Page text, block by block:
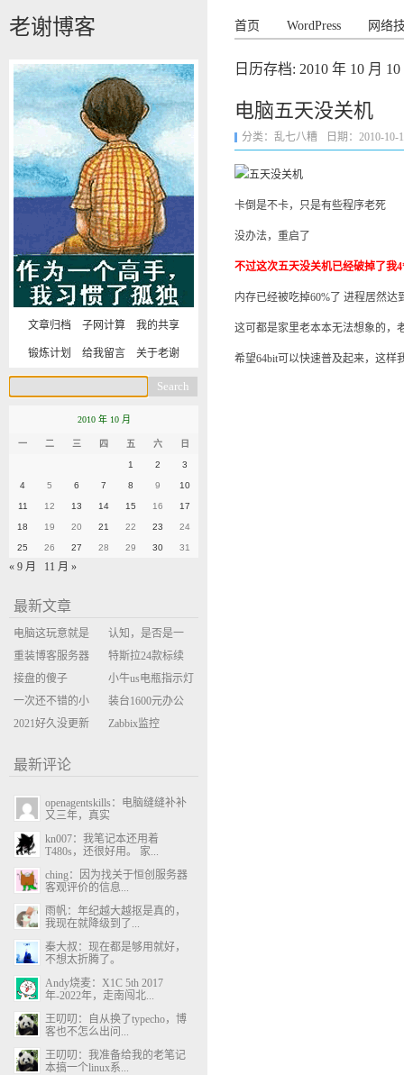
老谢博客 首页 WordPress 网络
日历存档: 2010 年 10 月 10
电脑五天没关机
分类： 乱七八糟 日期：2010-10-
卡倒是不卡，只是有些程序老死
没办法，重启了
不过这次五天没关机已经破掉了我
内存已经被吃掉60%了 进程居然达
这可都是家里老本本无法想象的，
希望64bit可以快速普及起来，这样
文章归档 子网计算 我的共享
锻炼计划 给我留言 关于老谢
2010 年 10 月
一 二 三 四 五 六 日
1 2 3
4 5 6 7 8 9 10
11 12 13 14 15 16 17
18 19 20 21 22 23 24
25 26 27 28 29 30 31
« 9 月 11 月 »
最新文章
电脑这玩意就是
缝缝补补的事
认知，是否是一
座大山？当架构
决策变成配置清
单比价
重装博客服务器
环境
特斯拉24款标续
Model Y 2万公里
使用体验
接盘的傻子
小牛us电瓶指示灯
闪三次不上电
一次还不错的小
米售后体验
装台1600元办公
主机
2021好久没更新
Zabbix监控
最新评论
openagentskills：电脑缝缝补补
又三年，真实
kn007：我笔记本还用着
T480s，还很好用。 家...
ching：因为找关于恒创服务器
客观评价的信息...
雨帆：年纪越大越抠是真的，
我现在就降级到了...
秦大叔：现在都是够用就好，
不想太折腾了。
Andy烧麦：X1C 5th 2017
年-2022年，走南闯北...
王叨叨：自从换了typecho，博
客也不怎么出问...
王叨叨：我准备给我的老笔记
本搞一个linux系...